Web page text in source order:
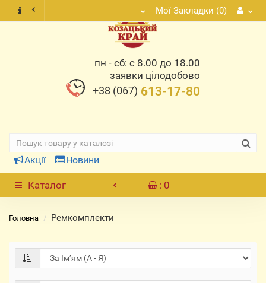
Мої Закладки (0)
пн - сб: с 8.00 до 18.00
заявки цілодобово
+38 (067) 613-17-80
Акції Новини
Каталог : 0
Головна Ремкомплекти